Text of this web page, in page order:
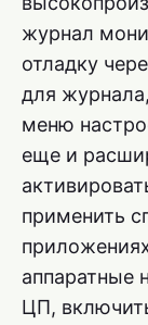
журнал
отладку
для
меню
еще и
применить
аппаратные
ЦП,